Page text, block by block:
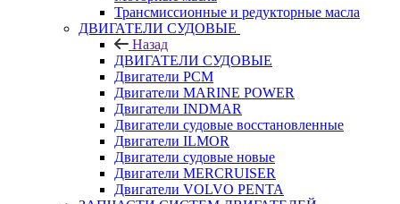
Трансмиссионные и редукторные масла
ДВИГАТЕЛИ СУДОВЫЕ
Назад
ДВИГАТЕЛИ СУДОВЫЕ
Двигатели PCM
Двигатели MARINE POWER
Двигатели INDMAR
Двигатели судовые восстановленные
Двигатели ILMOR
Двигатели судовые новые
Двигатели MERCRUISER
Двигатели VOLVO PENTA